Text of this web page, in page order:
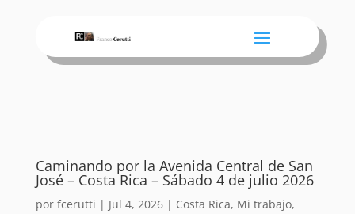
Caminando por la Avenida Central de San
José – Costa Rica – Sábado 4 de julio 2026
por fcerutti | Jul 4, 2026| Costa Rica, Mi trabajo,